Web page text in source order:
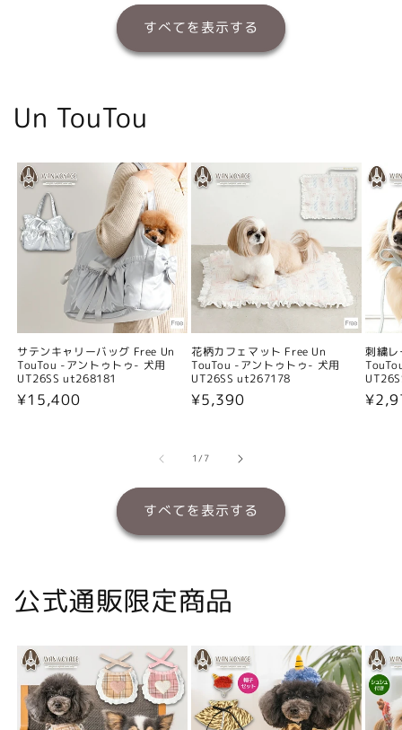
すべてを表示する
Un TouTou
サテンキャリーバッグ Free Un
TouTou -アントゥトゥ- 犬用
UT26SS ut268181
通
¥15,400
花柄カフェマット Free Un
TouTou -アントゥトゥ- 犬用
UT26SS ut267178
通
格
¥5,390
刺繍
通
1/の
7
すべてを表示する
公式通販限定商品